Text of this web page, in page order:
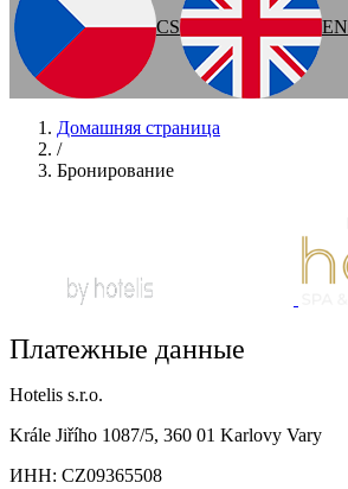
CS EN
Домашняя страница
/
Бронирование
Платежные данные
Hotelis s.r.o.
Krále Jiřího 1087/5, 360 01 Karlovy Vary
ИНН: CZ09365508